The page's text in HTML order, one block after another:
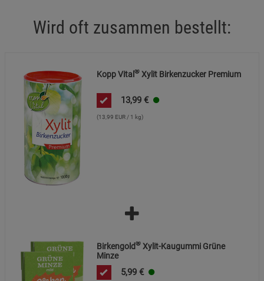
Wird oft zusammen bestellt:
Kopp Vital® Xylit Birkenzucker Premium
13,99 €
(13,99 EUR / 1 kg)
Birkengold® Xylit-Kaugummi Grüne
Minze
5,99 €
Marketing Cookies (3) Marketing Cookies